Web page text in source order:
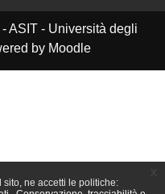
ne accetti le politiche:
ASIT - Università degli
by Moodle